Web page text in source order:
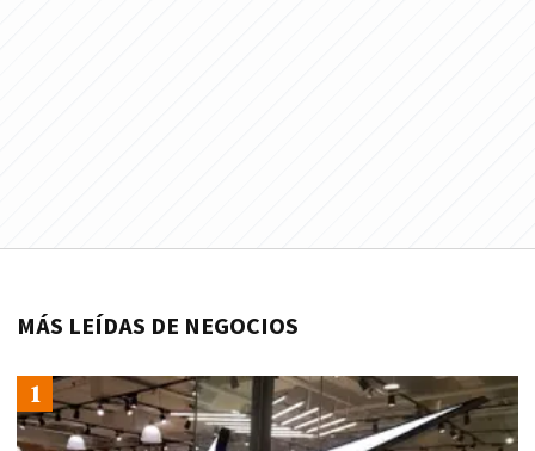
MÁS LEÍDAS DE NEGOCIOS